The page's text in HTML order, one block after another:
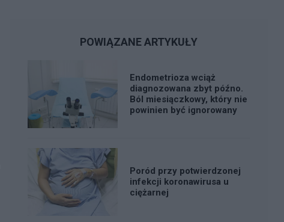
POWIĄZANE ARTYKUŁY
Endometrioza wciąż
diagnozowana zbyt późno.
Ból miesiączkowy, który nie
powinien być ignorowany
Poród przy potwierdzonej
infekcji koronawirusa u
ciężarnej